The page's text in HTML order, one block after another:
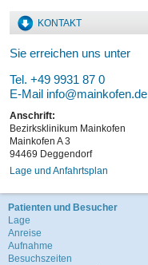
KONTAKT
Sie erreichen uns unter
Tel. +49 9931 87 0
E-Mail info@mainkofen.de
Anschrift:
Bezirksklinikum Mainkofen
Mainkofen A 3
94469 Deggendorf
Lage und Anfahrtsplan
Patienten und Besucher
Lage
Anreise
Aufnahme
Besuchszeiten